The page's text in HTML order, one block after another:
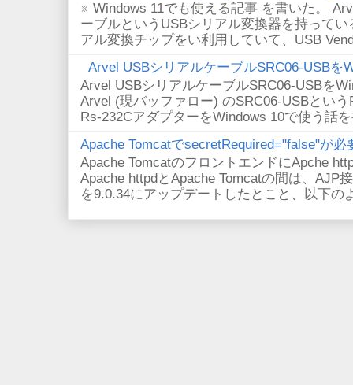
※ Windows 11でも使える記事 を書いた。
ーブルというUSBシリアル変換器を持って
アル変換チップをい利用していて、USB
Arvel USBシリアルケーブルSRC06-USBを
Arvel USBシリアルケーブルSRC06-USBを
Arvel (現バッファロー) のSRC06-USBとい
Rs-232CアダプターをWindows 10で使う話
Apache TomcatでsecretRequired="false"が必
Apache TomcatのフロントエンドにApche
Apache httpdとApache Tomcatの間は、AJP
を9.0.34にアップデートしたとこと、以下の